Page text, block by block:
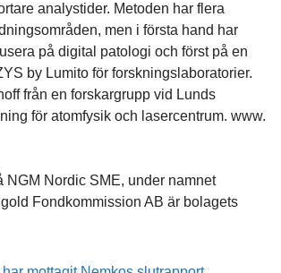
analystider. Metoden har flera
men i första hand har
på digital patologi och först på en
by Lumito för forskningslaboratorier.
från en forskargrupp vid Lunds
för atomfysik och lasercentrum. www.
NGM Nordic SME, under namnet
Fondkommission AB är bolagets